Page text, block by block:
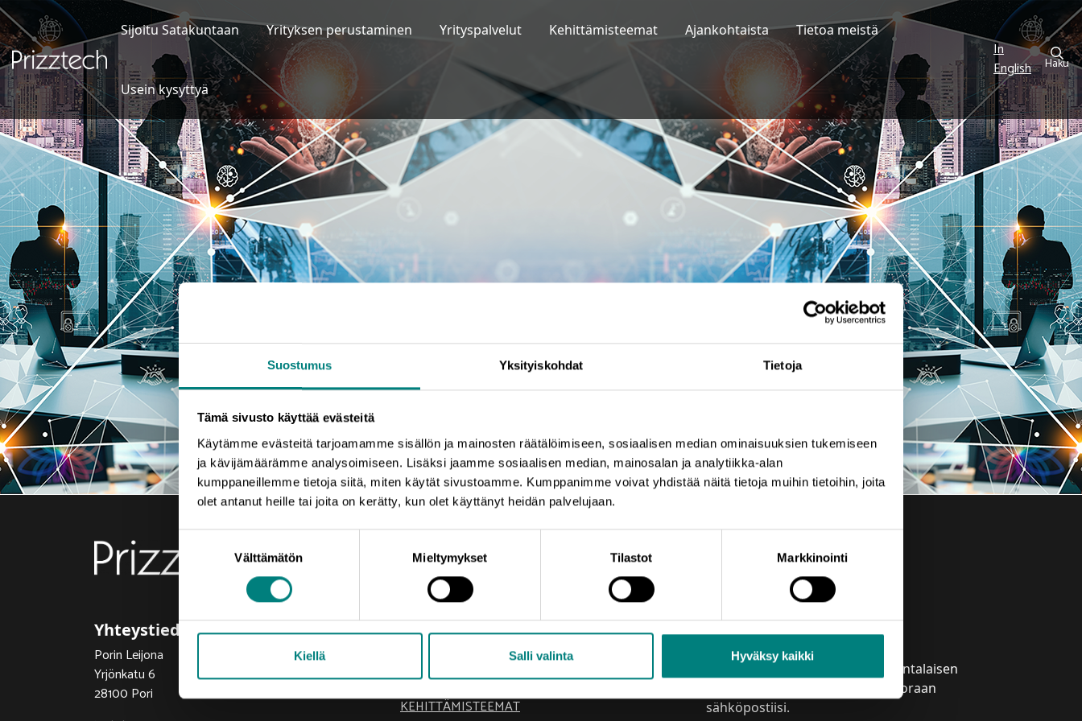
Suostumus Yksityiskohdat Tietoja
Tämä sivusto käyttää evästeitä
Käytämme evästeitä tarjoamamme sisällön ja mainosten räätälöimiseen, sosiaalisen median ominaisuuksien tukemiseen
ja kävijämäärämme analysoimiseen. Lisäksi jaamme sosiaalisen median, mainosalan ja analytiikka-alan
kumppaneillemme tietoja siitä, miten käytät sivustoamme. Kumppanimme voivat yhdistää näitä tietoja muihin tietoihin, joita
olet antanut heille tai joita on kerätty, kun olet käyttänyt heidän palvelujaan.
valinta
Välttämätön Mieltymykset Tilastot Markkinointi
Kiellä Salli valinta Hyväksy kaikki
Siirry
sisältöön
Sijoitu Satakuntaan Yrityksen perustaminen Yrityspalvelut Kehittämisteemat Ajankohtaista Tietoa meistä
Usein kysyttyä
In
English
Haku
Yhteystiedot
Porin Leijona
Yrjönkatu 6
28100 Pori
Oikotie
AJANKOHTAISTA
KEHITTÄMISTEEMAT
Tilaa uutiskirje
Prizztechin uutiskirje tuo satakuntalaisen
elinkeinoelämän tapahtumat suoraan
sähköpostiisi.